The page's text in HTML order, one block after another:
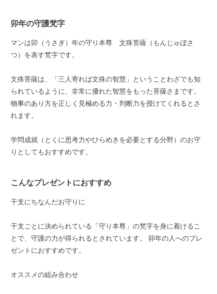
卯年の守護梵字
マンは卯（うさぎ）年の守り本尊 文殊菩薩（もんじゅぼさ
つ）を表す梵字です。
文殊菩薩は、「三人寄れば文殊の智慧」ということわざでも知
られているように、非常に優れた智慧をもった菩薩さまです。
物事のあり方を正しく見極める力・判断力を授けてくれるとさ
れます。
学問成就（とくに思考力やひらめきを必要とする分野）のお守
りとしてもおすすめです。
こんなプレゼントにおすすめ
干支にちなんだお守りに
干支ごとに決められている「守り本尊」の梵字を身に着けるこ
とで、守護の力が得られるとされています。 卯年の人へのプレ
ゼントにおすすめです。
オススメの組み合わせ